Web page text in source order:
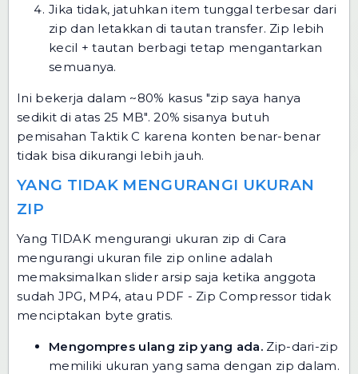
Jika tidak, jatuhkan item tunggal terbesar dari
zip dan letakkan di tautan transfer. Zip lebih
kecil + tautan berbagi tetap mengantarkan
semuanya.
Ini bekerja dalam ~80% kasus "zip saya hanya
sedikit di atas 25 MB". 20% sisanya butuh
pemisahan Taktik C karena konten benar-benar
tidak bisa dikurangi lebih jauh.
YANG TIDAK MENGURANGI UKURAN
ZIP
Yang TIDAK mengurangi ukuran zip di Cara
mengurangi ukuran file zip online adalah
memaksimalkan slider arsip saja ketika anggota
sudah JPG, MP4, atau PDF - Zip Compressor tidak
menciptakan byte gratis.
Mengompres ulang zip yang ada. Zip-dari-zip
memiliki ukuran yang sama dengan zip dalam.